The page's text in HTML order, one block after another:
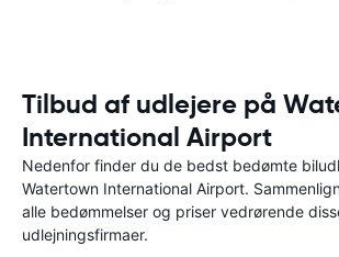
Tilbud af udlejere på
International Airport
Nedenfor finder du de bedst bedømte
Watertown International Airport.
alle bedømmelser og priser vedrørende
udlejningsfirmaer.